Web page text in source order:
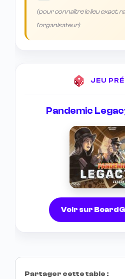
(pour connaître le lieu exact,
l'organisateur)
JEU
Pandemic
Voir sur
Partager cette table :